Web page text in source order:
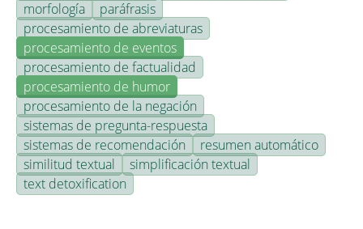
morfología
paráfrasis
procesamiento de abreviaturas
procesamiento de eventos
procesamiento de factualidad
procesamiento de humor
procesamiento de la negación
sistemas de pregunta-respuesta
sistemas de recomendación
resumen automático
similitud textual
simplificación textual
text detoxification